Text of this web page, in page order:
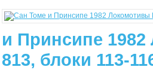
и Принсипе
813, блоки 113-